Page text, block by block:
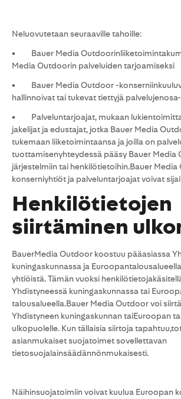
Neluovutetaan seuraaville tahoille:
• Bauer Media
Media Outdoorin palveluiden tarjoamiseksi
• Bauer Media Outdoor -
hallinnoivat tai tukevat tiettyjä
• Palveluntarjoajat, mukaan
jakelijat ja edustajat, jotka Bauer Media
tukemaan liiketoimintaansa ja joilla on
tuottamisenyhteydessä pääsy Bauer Media
järjestelmiin tai henkilötietoihin.Bauer
konserniyhtiöt ja palveluntarjoajat voivat
Henkilötietojen
siirtäminen
BauerMedia Outdoor koostuu pääasiassa
kuningaskunnassa ja
yhtiöistä. Tämän vuoksi
Yhdistyneessä kuningaskunnassa tai
talousalueella.Bauer Media Outdoor voi
Yhdistyneen kuningaskunnan taiEuroopan
ulkopuolelle. Kun tällaisia siirtoja
asianmukaiset suojatoimet sovellettavan
tietosuojalainsäädännönmukaisesti.
Näihinsuojatoimiin voivat kuulua Euroopan